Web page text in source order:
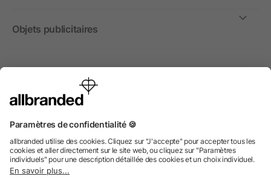
Objets publicitaires
International